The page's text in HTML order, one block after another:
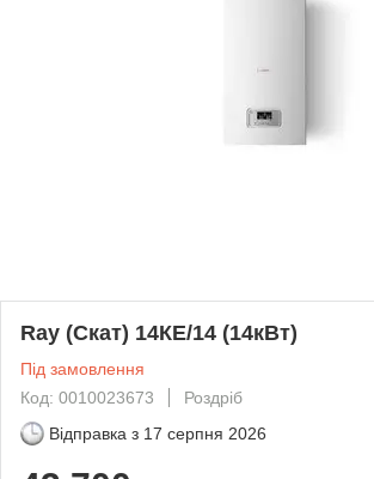
Ray (Скат) 14КЕ/14 (14кВт)
Під замовлення
Код: 0010023673
Роздріб
Відправка з 17 серпня 2026